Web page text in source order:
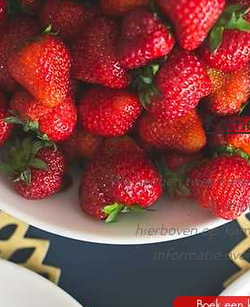
We hebben twee
oude Rijn & de
hierboven op
informatie